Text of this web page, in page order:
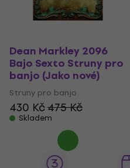
Dean Markley 2096
Bajo Sexto Struny pro
banjo (Jako nové)
Struny pro banjo
430 Kč475 Kč
Skladem